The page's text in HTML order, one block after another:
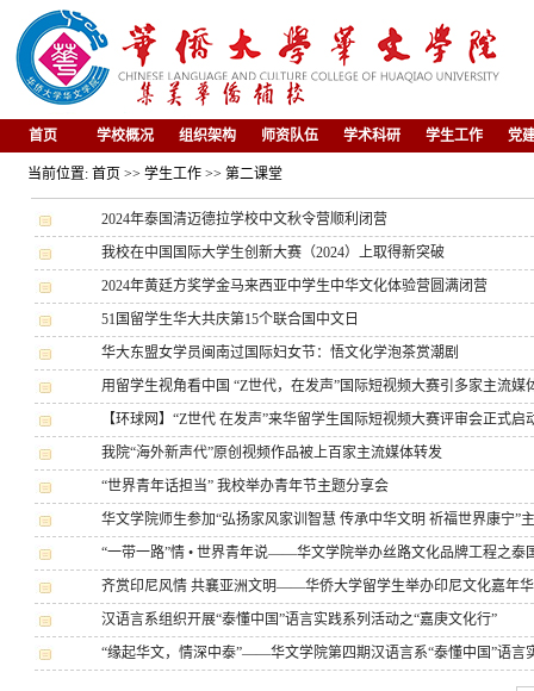
首页 学校概况 组织架构 师资队伍 学术科研 学生工作 党
当前位置: 首页 >> 学生工作 >> 第二课堂
2024年泰国清迈德拉学校中文秋令营顺利闭营
我校在中国国际大学生创新大赛（2024）上取得新突破
2024年黄廷方奖学金马来西亚中学生中华文化体验营圆满闭营
51国留学生华大共庆第15个联合国中文日
华大东盟女学员闽南过国际妇女节：悟文化学泡茶赏潮剧
用留学生视角看中国 “Z世代，在发声”国际短视频大赛引多家主流媒
【环球网】“Z世代 在发声”来华留学生国际短视频大赛评审会正式启
我院“海外新声代”原创视频作品被上百家主流媒体转发
“世界青年话担当” 我校举办青年节主题分享会
华文学院师生参加“弘扬家风家训智慧 传承中华文明 祈福世界康宁”
“一带一路”情 • 世界青年说——华文学院举办丝路文化品牌工程之泰
齐赏印尼风情 共襄亚洲文明——华侨大学留学生举办印尼文化嘉年华
汉语言系组织开展“泰懂中国”语言实践系列活动之“嘉庚文化行”
“缘起华文，情深中泰”——华文学院第四期汉语言系“泰懂中国”语言